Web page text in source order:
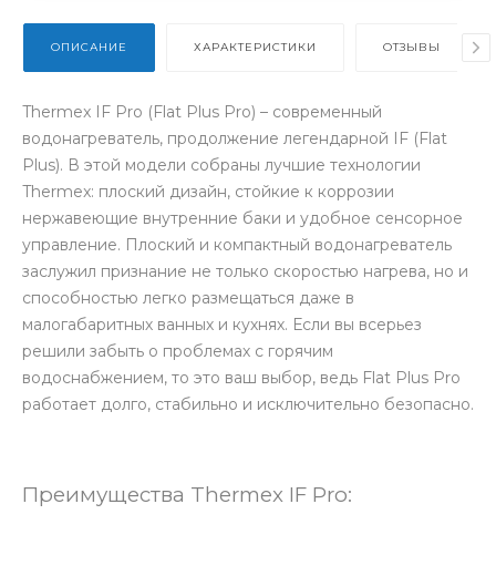
ОПИСАНИЕ ХАРАКТЕРИСТИКИ ОТЗЫВЫ
Thermex IF Pro (Flat Plus Pro) – современный
водонагреватель, продолжение легендарной IF (Flat
Plus). В этой модели собраны лучшие технологии
Thermex: плоский дизайн, стойкие к коррозии
нержавеющие внутренние баки и удобное сенсорное
управление. Плоский и компактный водонагреватель
заслужил признание не только скоростью нагрева, но и
способностью легко размещаться даже в
малогабаритных ванных и кухнях. Если вы всерьез
решили забыть о проблемах с горячим
водоснабжением, то это ваш выбор, ведь Flat Plus Pro
работает долго, стабильно и исключительно безопасно.
Преимущества Thermex IF Pro: